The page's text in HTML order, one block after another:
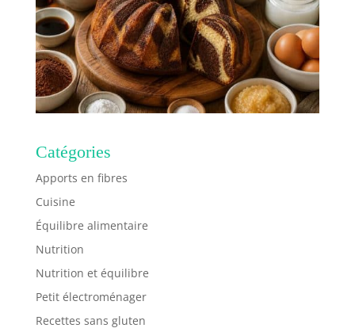
Catégories
Apports en fibres
Cuisine
Équilibre alimentaire
Nutrition
Nutrition et équilibre
Petit électroménager
Recettes sans gluten